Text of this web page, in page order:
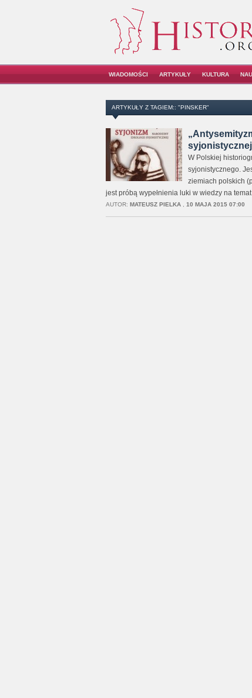
WIADOMOŚCI ARTYKUŁY KULTURA
ARTYKUŁY Z TAGIEM:: "PINSKER"
W Polskiej
syjonistycznego.
ziemiach polskich
jest próbą wypełnienia luki w wiedzy na
AUTOR: MATEUSZ PIELKA, 10 MAJA 2015 07:00